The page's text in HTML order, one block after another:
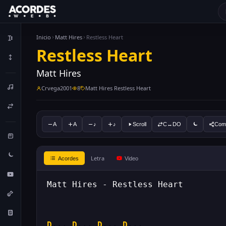
Inicio Matt Hires Restless Heart
Restless Heart
Matt Hires
Crvega2001 8 Matt Hires Restless Heart
A A ♪ ♪ Scroll C↔DO
Acordes Letra Video